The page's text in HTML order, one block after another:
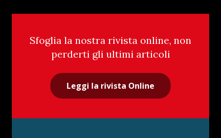
Sfoglia la nostra rivista online, non
perderti gli ultimi articoli
Leggi la rivista Online